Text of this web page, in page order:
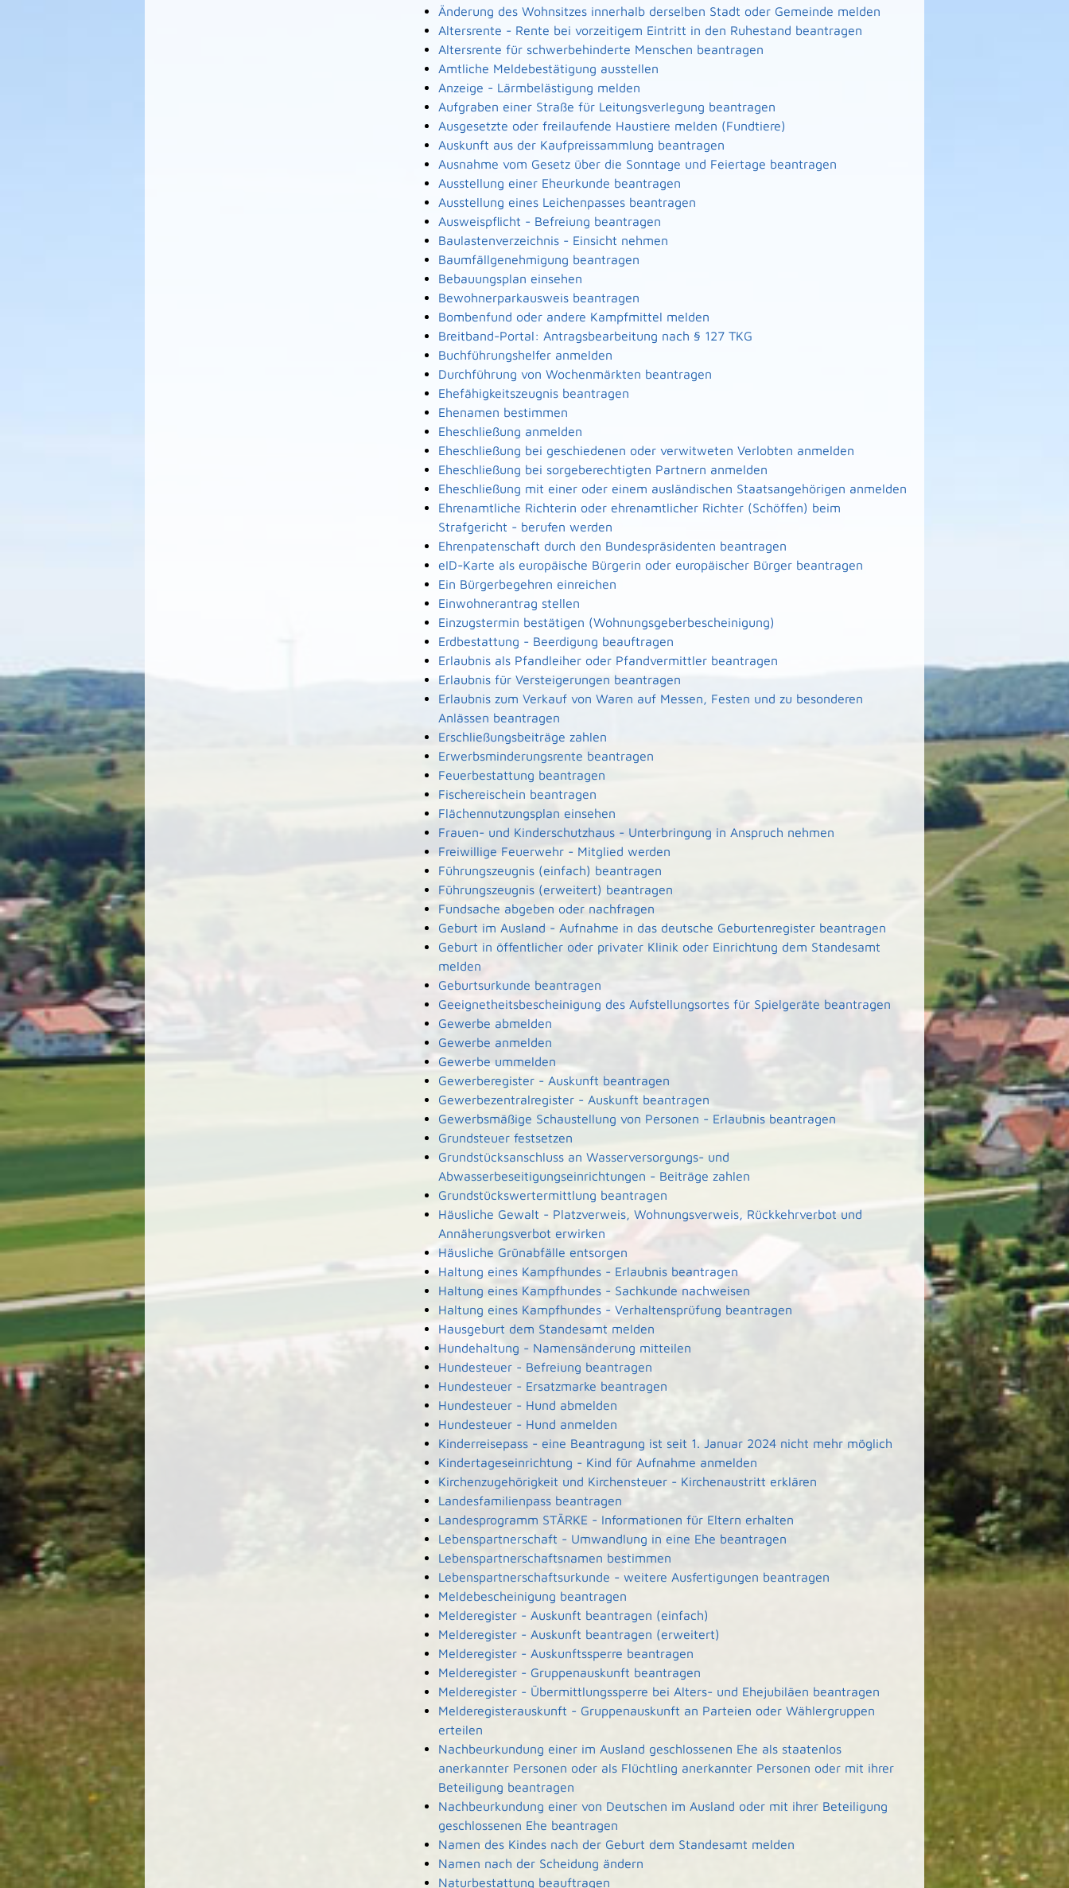
Änderung des Wohnsitzes innerhalb derselben Stadt oder Gemeinde melden
Altersrente - Rente bei vorzeitigem Eintritt in den Ruhestand beantragen
Altersrente für schwerbehinderte Menschen beantragen
Amtliche Meldebestätigung ausstellen
Anzeige - Lärmbelästigung melden
Aufgraben einer Straße für Leitungsverlegung beantragen
Ausgesetzte oder freilaufende Haustiere melden (Fundtiere)
Auskunft aus der Kaufpreissammlung beantragen
Ausnahme vom Gesetz über die Sonntage und Feiertage beantragen
Ausstellung einer Eheurkunde beantragen
Ausstellung eines Leichenpasses beantragen
Ausweispflicht - Befreiung beantragen
Baulastenverzeichnis - Einsicht nehmen
Baumfällgenehmigung beantragen
Bebauungsplan einsehen
Bewohnerparkausweis beantragen
Bombenfund oder andere Kampfmittel melden
Breitband-Portal: Antragsbearbeitung nach § 127 TKG
Buchführungshelfer anmelden
Durchführung von Wochenmärkten beantragen
Ehefähigkeitszeugnis beantragen
Ehenamen bestimmen
Eheschließung anmelden
Eheschließung bei geschiedenen oder verwitweten Verlobten anmelden
Eheschließung bei sorgeberechtigten Partnern anmelden
Eheschließung mit einer oder einem ausländischen Staatsangehörigen anmelden
Ehrenamtliche Richterin oder ehrenamtlicher Richter (Schöffen) beim
Strafgericht - berufen werden
Ehrenpatenschaft durch den Bundespräsidenten beantragen
eID-Karte als europäische Bürgerin oder europäischer Bürger beantragen
Ein Bürgerbegehren einreichen
Einwohnerantrag stellen
Einzugstermin bestätigen (Wohnungsgeberbescheinigung)
Erdbestattung - Beerdigung beauftragen
Erlaubnis als Pfandleiher oder Pfandvermittler beantragen
Erlaubnis für Versteigerungen beantragen
Erlaubnis zum Verkauf von Waren auf Messen, Festen und zu besonderen
Anlässen beantragen
Erschließungsbeiträge zahlen
Erwerbsminderungsrente beantragen
Feuerbestattung beantragen
Fischereischein beantragen
Flächennutzungsplan einsehen
Frauen- und Kinderschutzhaus - Unterbringung in Anspruch nehmen
Freiwillige Feuerwehr - Mitglied werden
Führungszeugnis (einfach) beantragen
Führungszeugnis (erweitert) beantragen
Fundsache abgeben oder nachfragen
Geburt im Ausland - Aufnahme in das deutsche Geburtenregister beantragen
Geburt in öffentlicher oder privater Klinik oder Einrichtung dem Standesamt
melden
Geburtsurkunde beantragen
Geeignetheitsbescheinigung des Aufstellungsortes für Spielgeräte beantragen
Gewerbe abmelden
Gewerbe anmelden
Gewerbe ummelden
Gewerberegister - Auskunft beantragen
Gewerbezentralregister - Auskunft beantragen
Gewerbsmäßige Schaustellung von Personen - Erlaubnis beantragen
Grundsteuer festsetzen
Grundstücksanschluss an Wasserversorgungs- und
Abwasserbeseitigungseinrichtungen - Beiträge zahlen
Grundstückswertermittlung beantragen
Häusliche Gewalt - Platzverweis, Wohnungsverweis, Rückkehrverbot und
Annäherungsverbot erwirken
Häusliche Grünabfälle entsorgen
Haltung eines Kampfhundes - Erlaubnis beantragen
Haltung eines Kampfhundes - Sachkunde nachweisen
Haltung eines Kampfhundes - Verhaltensprüfung beantragen
Hausgeburt dem Standesamt melden
Hundehaltung - Namensänderung mitteilen
Hundesteuer - Befreiung beantragen
Hundesteuer - Ersatzmarke beantragen
Hundesteuer - Hund abmelden
Hundesteuer - Hund anmelden
Kinderreisepass - eine Beantragung ist seit 1. Januar 2024 nicht mehr möglich
Kindertageseinrichtung - Kind für Aufnahme anmelden
Kirchenzugehörigkeit und Kirchensteuer - Kirchenaustritt erklären
Landesfamilienpass beantragen
Landesprogramm STÄRKE - Informationen für Eltern erhalten
Lebenspartnerschaft - Umwandlung in eine Ehe beantragen
Lebenspartnerschaftsnamen bestimmen
Lebenspartnerschaftsurkunde - weitere Ausfertigungen beantragen
Meldebescheinigung beantragen
Melderegister - Auskunft beantragen (einfach)
Melderegister - Auskunft beantragen (erweitert)
Melderegister - Auskunftssperre beantragen
Melderegister - Gruppenauskunft beantragen
Melderegister - Übermittlungssperre bei Alters- und Ehejubiläen beantragen
Melderegisterauskunft - Gruppenauskunft an Parteien oder Wählergruppen
erteilen
Nachbeurkundung einer im Ausland geschlossenen Ehe als staatenlos
anerkannter Personen oder als Flüchtling anerkannter Personen oder mit ihrer
Beteiligung beantragen
Nachbeurkundung einer von Deutschen im Ausland oder mit ihrer Beteiligung
geschlossenen Ehe beantragen
Namen des Kindes nach der Geburt dem Standesamt melden
Namen nach der Scheidung ändern
Naturbestattung beauftragen